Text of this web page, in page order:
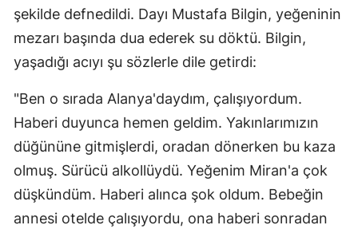
şekilde defnedildi. Dayı Mustafa Bilgin, yeğeninin
mezarı başında dua ederek su döktü. Bilgin,
yaşadığı acıyı şu sözlerle dile getirdi:
"Ben o sırada Alanya'daydım, çalışıyordum.
Haberi duyunca hemen geldim. Yakınlarımızın
düğününe gitmişlerdi, oradan dönerken bu kaza
olmuş. Sürücü alkollüydü. Yeğenim Miran'a çok
düşkündüm. Haberi alınca şok oldum. Bebeğin
annesi otelde çalışıyordu, ona haberi sonradan